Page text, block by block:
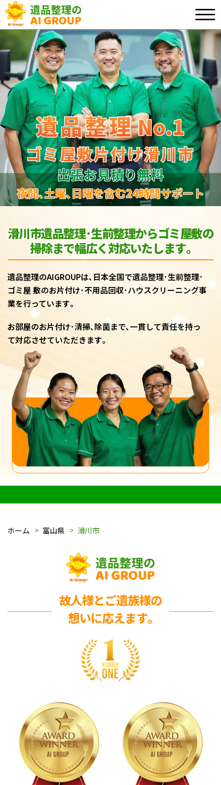
遺品整理No.1
ゴミ屋敷片付け滑川市
遺品整理No.1
ゴミ屋敷片付け滑川市
出張お見積り無料
夜間､土曜､日曜を含む24時間サポート
滑川市遺品整理･生前整理からゴミ屋敷の
掃除まで幅広く対応いたします｡
遺品整理のAIGROUPは､日本全国で遺品整理･生前整理･
ゴミ屋 敷のお片付け･不用品回収･ハウスクリーニング事
業を行っています｡
お部屋のお片付け･清掃､除菌まで､一貫して責任を持っ
て対応させていただきます｡
ホーム 富山県 滑川市
故人様とご遺族様の
想いに応えます｡